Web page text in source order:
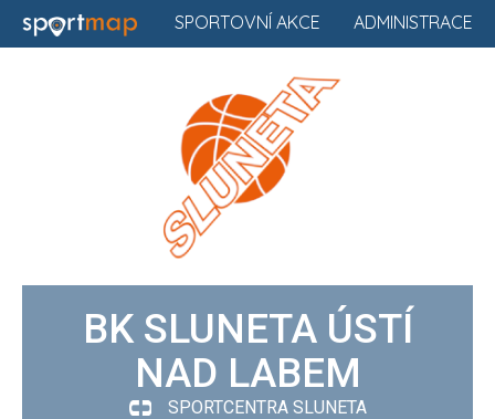
ADMINISTRACE
SPORTOVNÍ AKCE
BK SLUNETA ÚSTÍ
NAD LABEM
SPORTCENTRA SLUNETA